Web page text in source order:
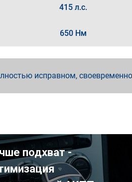
415 л.с.
650 Нм
исправном,
подхват -